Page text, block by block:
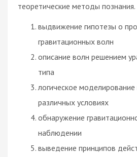
теоретические методы познания.
выдвижение гипотезы о
гравитационных волн
описание волн решением
типа
логическое
различных условиях
обнаружение
наблюдении
выведение принципов